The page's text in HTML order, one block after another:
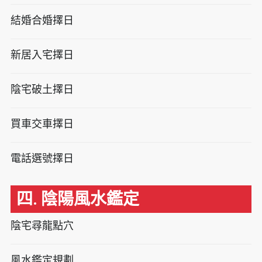
結婚合婚擇日
新居入宅擇日
陰宅破土擇日
買車交車擇日
電話選號擇日
四. 陰陽風水鑑定
陰宅尋龍點穴